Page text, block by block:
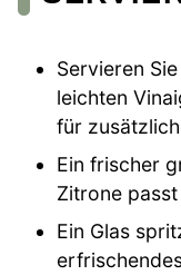
Servieren
leichten
für
Ein frischer
Zitrone
Ein Glas